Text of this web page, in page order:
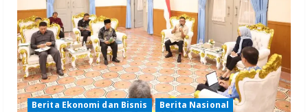
Berita Ekonomi dan Bisnis
Berita Nasional